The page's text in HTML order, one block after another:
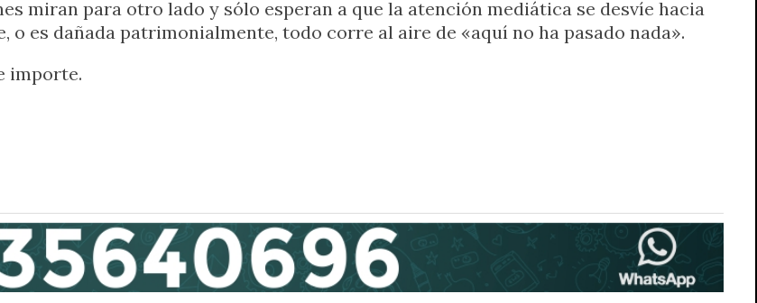
miran para otro lado y sólo esperan a que la atención mediática se desvíe hacia
o es dañada patrimonialmente, todo corre al aire de «aquí no ha pasado nada».
importe.